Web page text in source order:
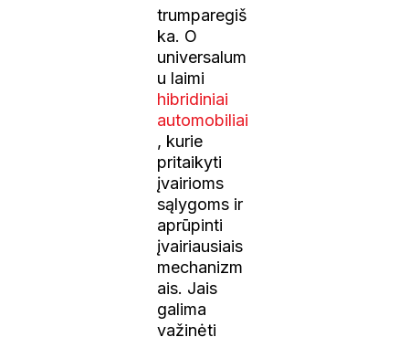
trumparegiš
ka. O
universalum
u laimi
hibridiniai
automobiliai
, kurie
pritaikyti
įvairioms
sąlygoms ir
aprūpinti
įvairiausiais
mechanizm
ais. Jais
galima
važinėti